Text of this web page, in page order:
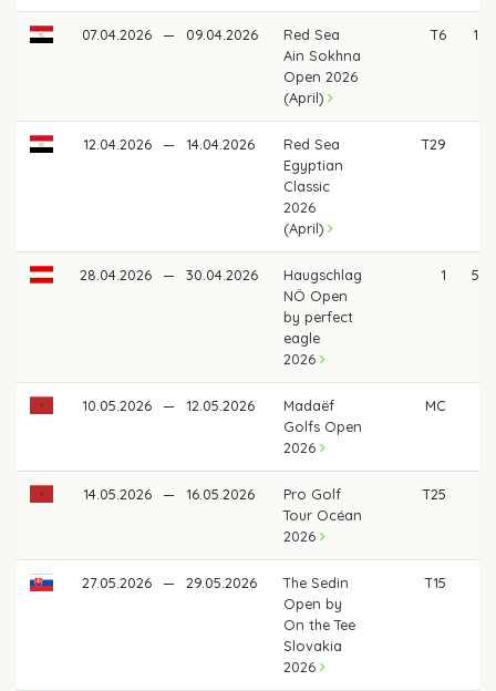
07.04.2026 — 09.04.2026
Red Sea
Ain Sokhna
Open 2026
(April)
T6
12.04.2026 — 14.04.2026
Red Sea
Egyptian
Classic
2026
(April)
T29
28.04.2026 — 30.04.2026
Haugschlag
NÖ Open
by perfect
eagle
2026
1
10.05.2026 — 12.05.2026
Madaëf
Golfs Open
2026
MC
14.05.2026 — 16.05.2026
Pro Golf
Tour Océan
2026
T25
27.05.2026 — 29.05.2026
The Sedin
Open by
On the Tee
Slovakia
2026
T15